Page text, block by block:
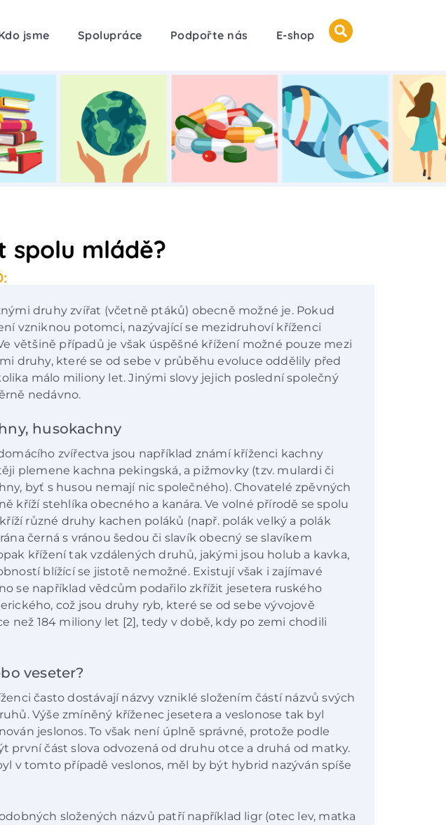
jsme Spolupráce Podpořte nás E-shop
spolu mládě?
druhy zvířat (včetně ptáků) obecně možné je. Pokud
vzniknou potomci, nazývající se mezidruhoví kříženci
většině případů je však úspěšné křížení možné pouze mezi
druhy, které se od sebe v průběhu evoluce oddělily před
málo miliony let. Jinými slovy jejich poslední společný
nedávno.
husokachny
zvířectva jsou například známí kříženci kachny
plemene kachna pekingská, a pižmovky (tzv. mulardi či
byť s husou nemají nic společného). Chovatelé zpěvných
kříží stehlíka obecného a kanára. Ve volné přírodě se spolu
různé druhy kachen poláků (např. polák velký a polák
černá s vránou šedou či slavík obecný se slavíkem
křížení tak vzdálených druhů, jakými jsou holub a kavka,
blížící se jistotě nemožné. Existují však i zajímavé
se například vědcům podařilo zkřížit jesetera ruského
což jsou druhy ryb, které se od sebe vývojově
než 184 miliony let [2], tedy v době, kdy po zemi chodili
veseter?
často dostávají názvy vzniklé složením částí názvů svých
Výše zmíněný kříženec jesetera a veslonose tak byl
jeslonos. To však není úplně správné, protože podle
první část slova odvozená od druhu otce a druhá od matky.
v tomto případě veslonos, měl by být hybrid nazýván spíše
složených názvů patří například ligr (otec lev, matka